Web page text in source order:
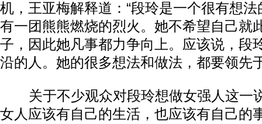
机，王亚梅解释道：“段玲是一个很有想
有一团熊熊燃烧的烈火。她不希望自己就
子，因此她凡事都力争向上。应该说，段
沿的人。她的很多想法和做法，都要领先
关于不少观众对段玲想做女强人这一
女人应该有自己的生活，也应该有自己的